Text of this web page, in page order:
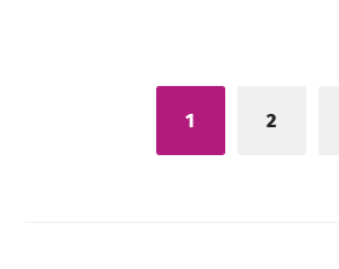
U lees
1 2